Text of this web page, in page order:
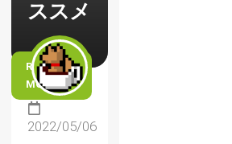
ススメ
READ
MORE
2022/05/06